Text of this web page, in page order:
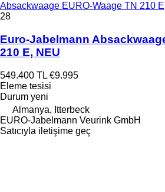
Absackwaage EURO-Waage TN 210
28
Euro-Jabelmann
210 E, NEU
549.400 TL €9.995
Eleme tesisi
Durum yeni
Almanya, Itterbeck
EURO-Jabelmann Veurink GmbH
Satıcıyla iletişime geç